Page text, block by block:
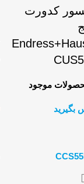
کدورت
موجود
بگیرید